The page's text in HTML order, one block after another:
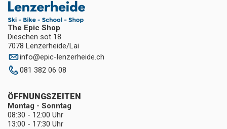
The Epic Shop
Dieschen sot 18
7078 Lenzerheide/Lai
info@epic-lenzerheide.ch
081 382 06 08
ÖFFNUNGSZEITEN
Montag - Sonntag
08:30 - 12:00 Uhr
13:00 - 17:30 Uhr